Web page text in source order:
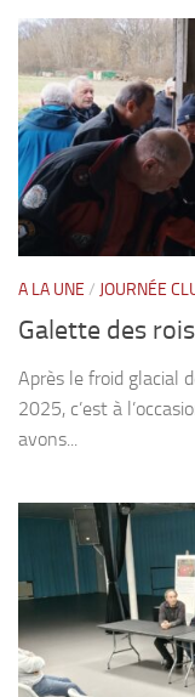
A LA UNE / JOURNÉE
Galette des
Après le froid glacial
2025, c’est à
avons...